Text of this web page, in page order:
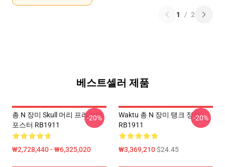
1 / 2
베스트셀러 제품
총 N 장미 Skull 머리 프리미엄
포스터 RB1911
₩2,728,440 - ₩6,325,020
-20%
Waktu 총 N 장미 탱크 정상
RB1911
₩3,369,210$24.45
-20%